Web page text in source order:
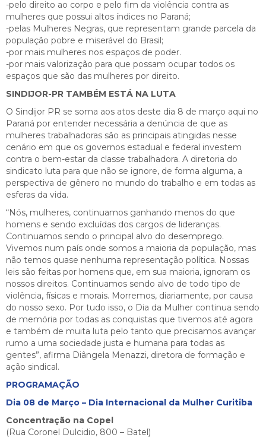
-pelo direito ao corpo e pelo fim da violência contra as
mulheres que possui altos índices no Paraná;
-pelas Mulheres Negras, que representam grande parcela da
população pobre e miserável do Brasil;
-por mais mulheres nos espaços de poder.
-por mais valorização para que possam ocupar todos os
espaços que são das mulheres por direito.
SINDIJOR-PR TAMBÉM ESTÁ NA LUTA
O Sindijor PR se soma aos atos deste dia 8 de março aqui no
Paraná por entender necessária a denúncia de que as
mulheres trabalhadoras são as principais atingidas nesse
cenário em que os governos estadual e federal investem
contra o bem-estar da classe trabalhadora. A diretoria do
sindicato luta para que não se ignore, de forma alguma, a
perspectiva de gênero no mundo do trabalho e em todas as
esferas da vida.
“Nós, mulheres, continuamos ganhando menos do que
homens e sendo excluídas dos cargos de lideranças.
Continuamos sendo o principal alvo do desemprego.
Vivemos num país onde somos a maioria da população, mas
não temos quase nenhuma representação política. Nossas
leis são feitas por homens que, em sua maioria, ignoram os
nossos direitos. Continuamos sendo alvo de todo tipo de
violência, físicas e morais. Morremos, diariamente, por causa
do nosso sexo. Por tudo isso, o Dia da Mulher continua sendo
de memória por todas as conquistas que tivemos até agora
e também de muita luta pelo tanto que precisamos avançar
rumo a uma sociedade justa e humana para todas as
gentes”, afirma Diângela Menazzi, diretora de formação e
ação sindical.
PROGRAMAÇÃO
Dia 08 de Março – Dia Internacional da Mulher Curitiba
Concentração na Copel
(Rua Coronel Dulcidio, 800 – Batel)